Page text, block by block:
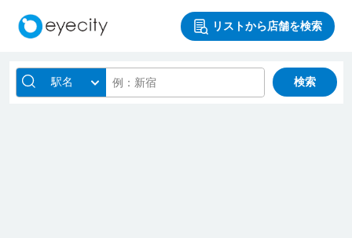
リストから店舗を検索
駅名 検索